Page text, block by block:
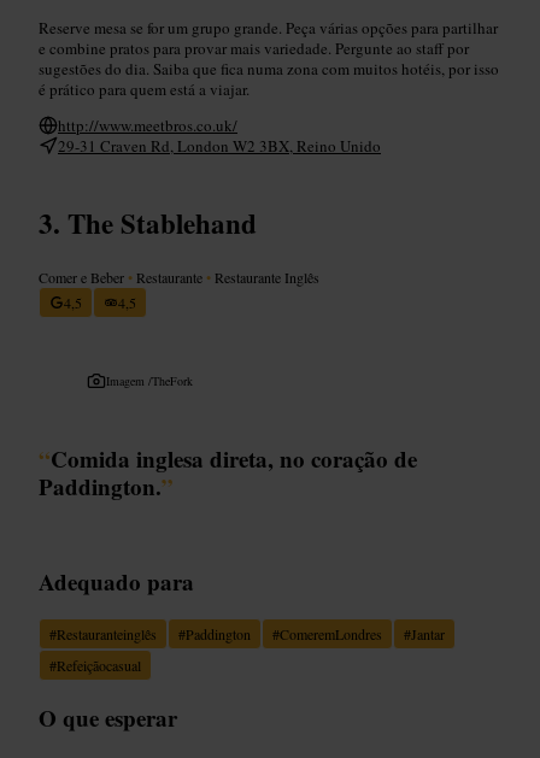
Reserve mesa se for um grupo grande. Peça várias opções para partilhar
e combine pratos para provar mais variedade. Pergunte ao staff por
sugestões do dia. Saiba que fica numa zona com muitos hotéis, por isso
é prático para quem está a viajar.
http://www.meetbros.co.uk/
29-31 Craven Rd, London W2 3BX, Reino Unido
The Stablehand
Comer e Beber • Restaurante • Restaurante Inglês
4,5
4,5
Imagem /TheFork
“Comida inglesa direta, no coração de
Paddington.”
Adequado para
#Restauranteinglês #Paddington #ComeremLondres #Jantar
#Refeiçãocasual
O que esperar